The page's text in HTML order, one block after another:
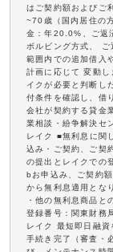
はご契約額およびご
~70歳（国内居住の
金：年20.0%、ご返
ボルビング方式、
範囲内での追加借入
計画に応じて 変動し
イクが必要と判断し
付条件を確認し、借
会社が契約する貸金
業相談・紛争解決セ
レイク ■無利息に
込み・ご契約、ご契
の提出とレイクで
bお申込み、ご契約
から無利息適用とな
・他の無利息商品と
登録番号：関東財
レイク 最短即日融
手続き完了（審査・